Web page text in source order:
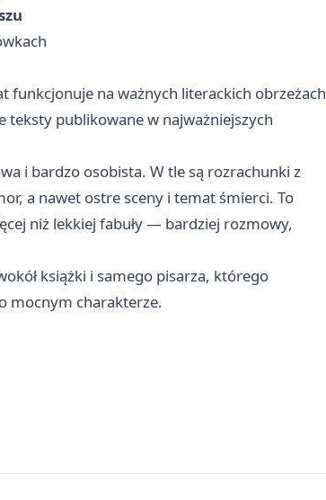
funkcjonuje na ważnych literackich obrzeżach
teksty publikowane w najważniejszych
i bardzo osobista. W tle są rozrachunki z
a nawet ostre sceny i temat śmierci. To
niż lekkiej fabuły — bardziej rozmowy,
książki i samego pisarza, którego
mocnym charakterze.